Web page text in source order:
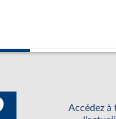
Accédez à